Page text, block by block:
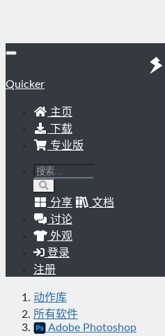
Quicker
主页
下载
专业版
分享
文档
讨论
外观
登录
注册
动作库
所有软件
Adobe Photoshop